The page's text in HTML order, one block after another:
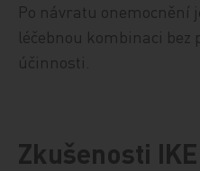
Po návratu onemocnění
léčebnou kombinaci bez
účinnosti.
Zkušenosti